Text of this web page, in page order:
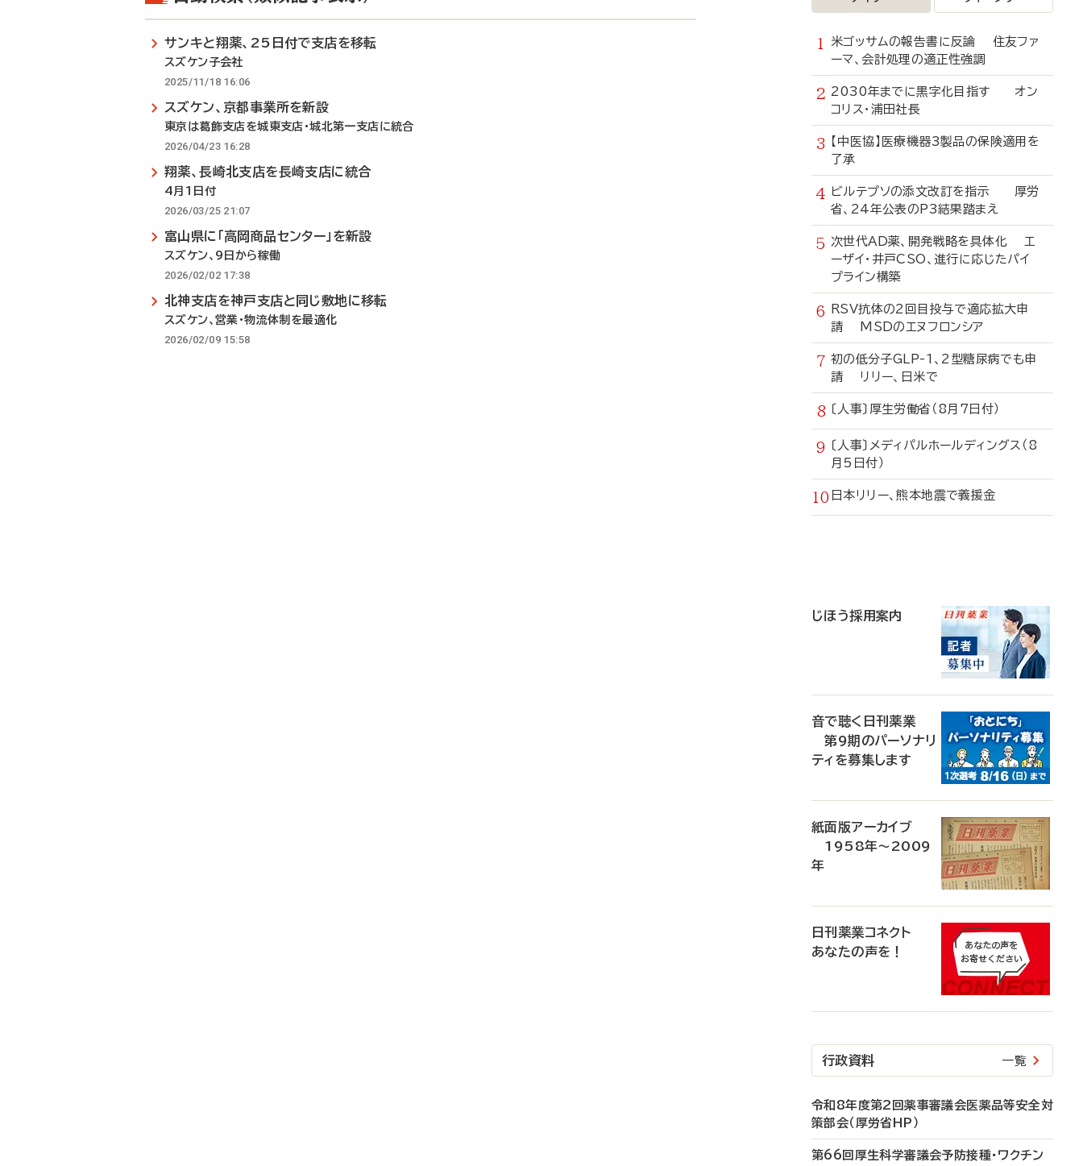
サンキと翔薬、25日付で支店を移転
スズケン子会社
2025/11/18 16:06
スズケン、京都事業所を新設
東京は葛飾支店を城東支店・城北第一支店に統合
2026/04/23 16:28
翔薬、長崎北支店を長崎支店に統合
4月1日付
2026/03/25 21:07
富山県に「高岡商品センター」を新設
スズケン、9日から稼働
2026/02/02 17:38
北神支店を神戸支店と同じ敷地に移転
スズケン、営業・物流体制を最適化
2026/02/09 15:58
米ゴッサムの報告書に反論 住友ファ
ーマ、会計処理の適正性強調
2030年までに黒字化目指す オン
コリス・浦田社長
【中医協】医療機器3製品の保険適用を
了承
ビルテプソの添文改訂を指示 厚労
省、24年公表のP3結果踏まえ
次世代AD薬、開発戦略を具体化 エ
ーザイ・井戸CSO、進行に応じたパイ
プライン構築
RSV抗体の2回目投与で適応拡大申
請 MSDのエヌフロンシア
初の低分子GLP-1、2型糖尿病でも申
請 リリー、日米で
〔人事〕厚生労働省（8月7日付）
〔人事〕メディパルホールディングス（8
月5日付）
日本リリー、熊本地震で義援金
じほう採用案内
音で聴く日刊薬業
第9期のパーソナリ
ティを募集します
紙面版アーカイブ
1958年～2009
年
日刊薬業コネクト
あなたの声を！
行政資料 一覧
令和8年度第2回薬事審議会医薬品等安全対
策部会（厚労省HP）
第66回厚生科学審議会予防接種・ワクチン